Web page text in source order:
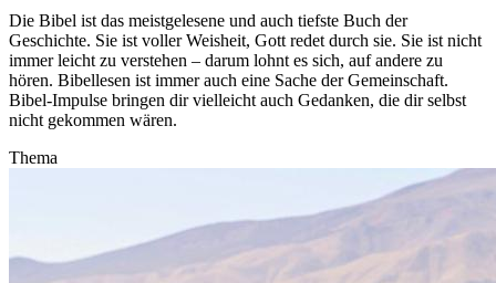
Die Bibel ist das meistgelesene und auch tiefste Buch der
Geschichte. Sie ist voller Weisheit, Gott redet durch sie. Sie ist nicht
immer leicht zu verstehen – darum lohnt es sich, auf andere zu
hören. Bibellesen ist immer auch eine Sache der Gemeinschaft.
Bibel-Impulse bringen dir vielleicht auch Gedanken, die dir selbst
nicht gekommen wären.
Thema